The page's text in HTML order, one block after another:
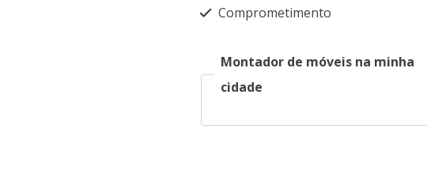
Comprometimento
Montador de móveis na minha
cidade